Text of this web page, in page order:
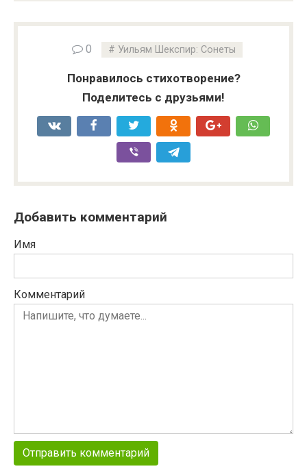
0 Уильям Шекспир: Сонеты
Понравилось стихотворение?
Поделитесь с друзьями!
Добавить комментарий
Имя
Комментарий